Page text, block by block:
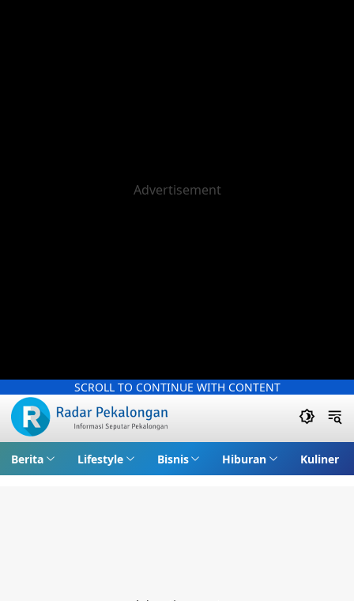
SCROLL TO CONTINUE WITH CONTENT
Berita Lifestyle Bisnis Hiburan Kuliner